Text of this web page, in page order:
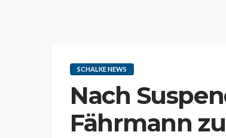
SCHALKE NEWS
Nach
Fährmann